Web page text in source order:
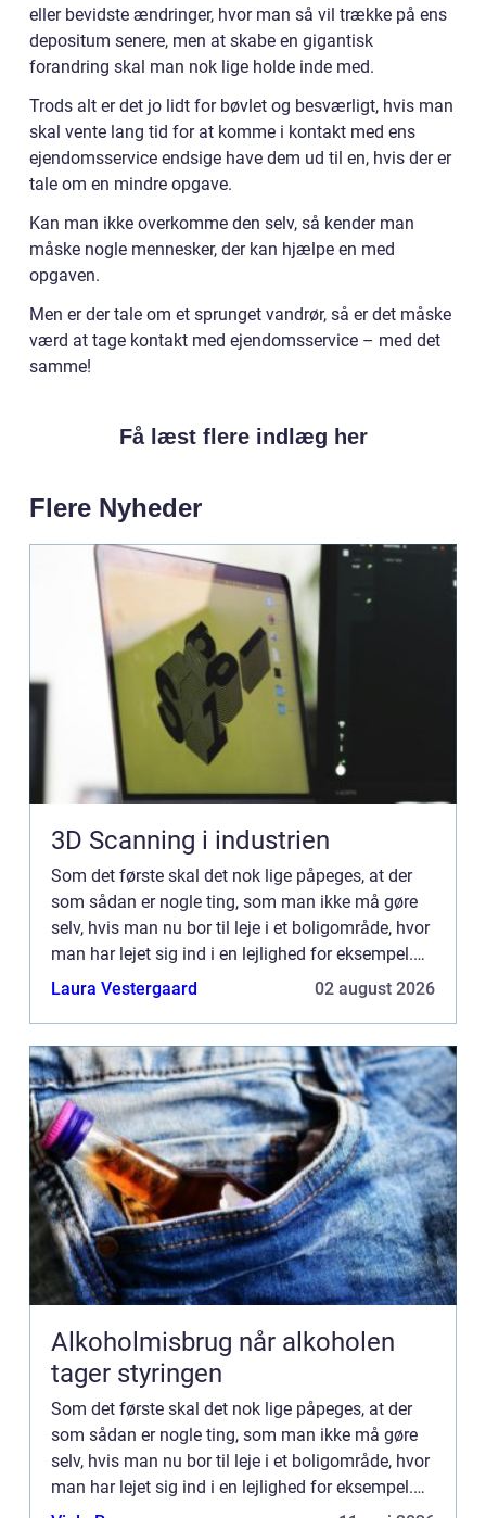
eller bevidste ændringer, hvor man så vil trække på ens
depositum senere, men at skabe en gigantisk
forandring skal man nok lige holde inde med.
Trods alt er det jo lidt for bøvlet og besværligt, hvis man
skal vente lang tid for at komme i kontakt med ens
ejendomsservice endsige have dem ud til en, hvis der er
tale om en mindre opgave.
Kan man ikke overkomme den selv, så kender man
måske nogle mennesker, der kan hjælpe en med
opgaven.
Men er der tale om et sprunget vandrør, så er det måske
værd at tage kontakt med ejendomsservice – med det
samme!
Få læst flere indlæg her
Flere Nyheder
3D Scanning i industrien
Som det første skal det nok lige påpeges, at der
som sådan er nogle ting, som man ikke må gøre
selv, hvis man nu bor til leje i et boligområde, hvor
man har lejet sig ind i en lejlighed for eksempel.
Den slags kan du nok læse dig til i
Laura Vestergaard 02 august 2026
Alkoholmisbrug når alkoholen
tager styringen
Som det første skal det nok lige påpeges, at der
som sådan er nogle ting, som man ikke må gøre
selv, hvis man nu bor til leje i et boligområde, hvor
man har lejet sig ind i en lejlighed for eksempel.
Den slags kan du nok læse dig til i